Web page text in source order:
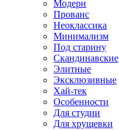
Модерн
Прованс
Неоклассика
Минимализм
Под старину
Скандинавские
Элитные
Эксклюзивные
Хай-тек
Особенности
Для студии
Для хрущевки